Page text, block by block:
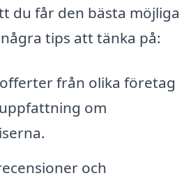
du får den bästa möjliga
tips att tänka på:
från olika företag
om
och